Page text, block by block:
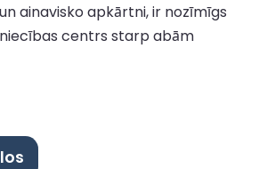
ainavisko apkārtni, ir nozīmīgs
centrs starp abām